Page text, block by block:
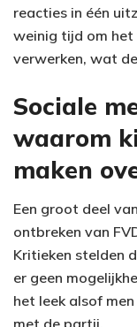
reacties in één
weinig tijd om
verwerken, wat
Sociale
waarom
maken
Een groot deel
ontbreken van
Kritieken stelden
er geen
het leek alsof